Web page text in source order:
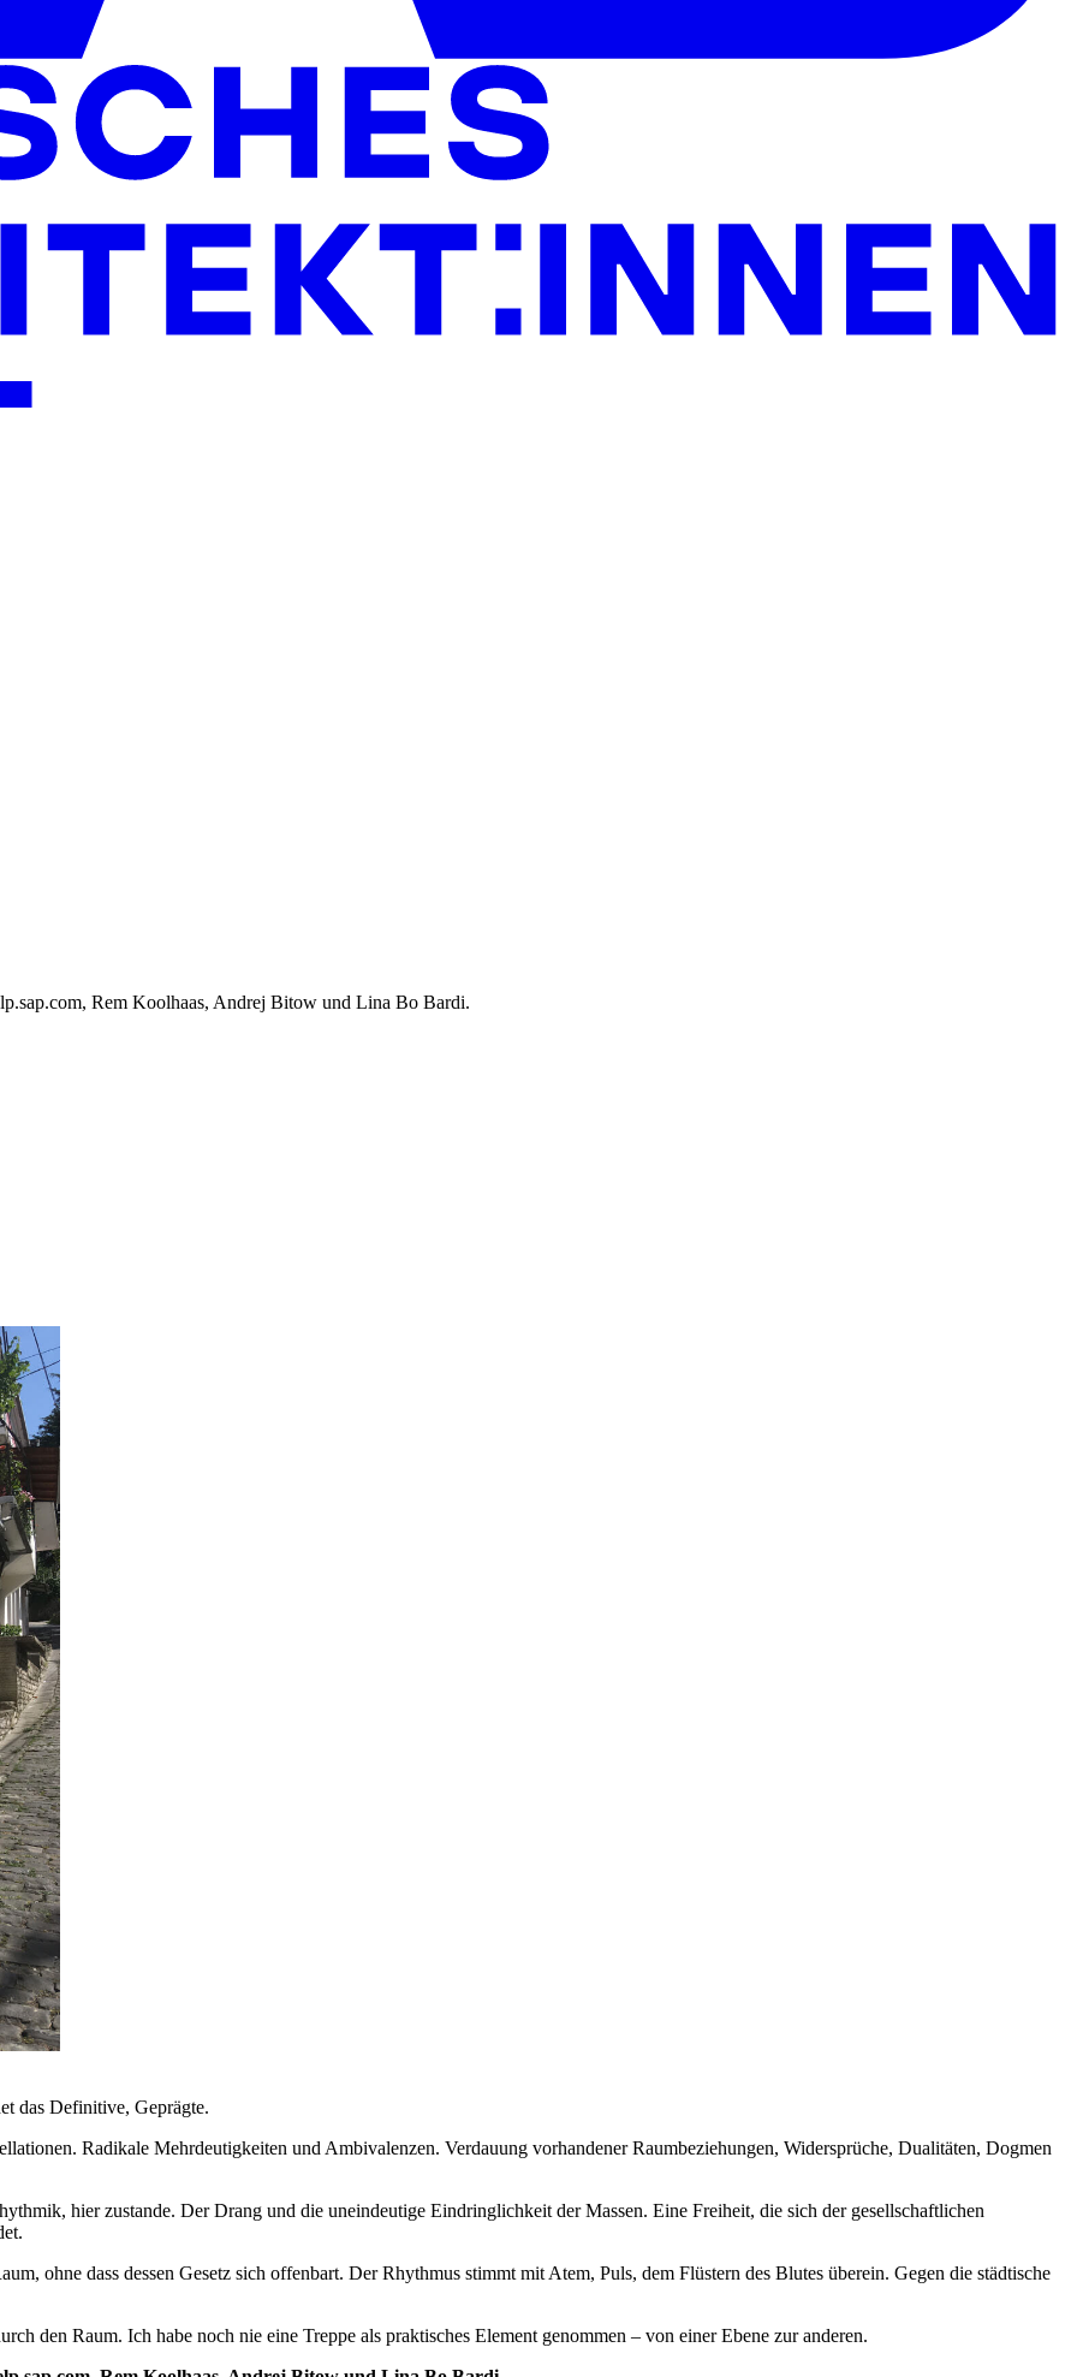
Rem Koolhaas, Andrej Bitow und Lina Bo Bardi.
das ­Definitive, Geprägte.
Radikale Mehrdeutigkeiten und Ambivalenzen. Verdauung vorhandener Raumbeziehungen, Widersprüche, Dualitäten, Dogmen
hier zustande. Der Drang und die uneindeutige Eindringlichkeit der Massen. Eine Freiheit, die sich der gesellschaftlichen
ohne dass dessen Gesetz sich offenbart. Der Rhythmus stimmt mit Atem, Puls, dem Flüstern des Blutes überein. Gegen die städtische
den Raum. Ich habe noch nie eine Treppe als praktisches Element genommen – von einer ­Ebene zur anderen.